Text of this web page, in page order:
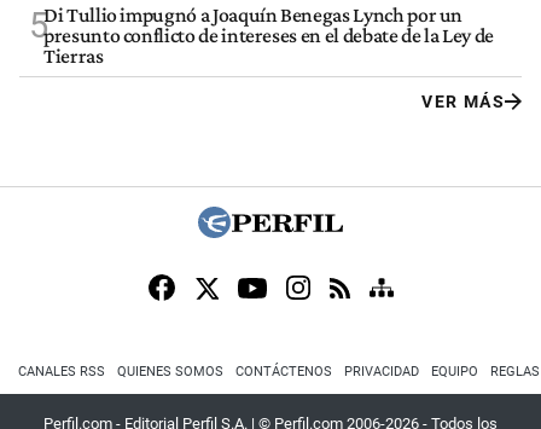
5Di Tullio impugnó a Joaquín Benegas Lynch por un
presunto conflicto de intereses en el debate de la Ley de
Tierras
VER MÁS
CANALES RSS QUIENES SOMOS CONTÁCTENOS PRIVACIDAD EQUIPO
Perfil.com - Editorial Perfil S.A. | © Perfil.com 2006-2026 - Todos los